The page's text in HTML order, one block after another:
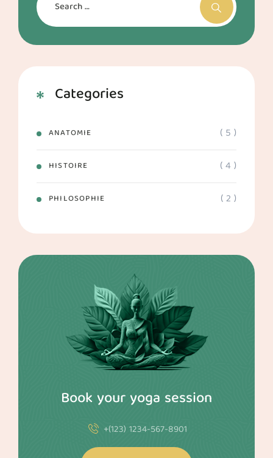
Categories
ANATOMIE ( 5 )
HISTOIRE ( 4 )
PHILOSOPHIE ( 2 )
Book your yoga session
+(123) 1234-567-8901